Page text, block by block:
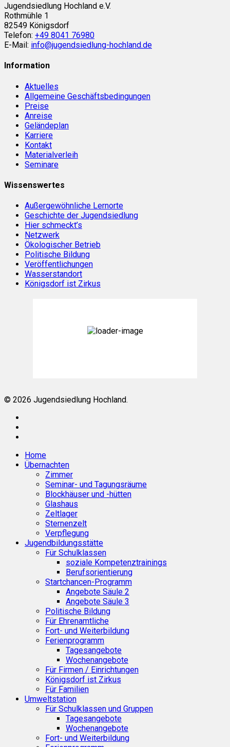
Jugendsiedlung Hochland e.V.
Rothmühle 1
82549 Königsdorf
Telefon: +49 8041 76980
E-Mail: info@jugendsiedlung-hochland.de
Information
Aktuelles
Allgemeine Geschäftsbedingungen
Preise
Anreise
Geländeplan
Karriere
Kontakt
Materialverleih
Seminare
Wissenswertes
Außergewöhnliche Lernorte
Geschichte der Jugendsiedlung
Hier schmeckt’s
Netzwerk
Ökologischer Betrieb
Politische Bildung
Veröffentlichungen
Wasserstandort
Königsdorf ist Zirkus
Aug. 9, 2026
© 2026 Jugendsiedlung Hochland.
Close
Menu
Home
Übernachten
Zimmer
Seminar- und Tagungsräume
Blockhäuser und -hütten
Glashaus
Zeltlager
Sternenzelt
Verpflegung
Jugendbildungsstätte
Für Schulklassen
soziale Kompetenztrainings
Berufsorientierung
Startchancen-Programm
Angebote Säule 2
Angebote Säule 3
Politische Bildung
Für Ehrenamtliche
Fort- und Weiterbildung
Ferienprogramm
Tagesangebote
Wochenangebote
Für Firmen / Einrichtungen
Königsdorf ist Zirkus
Für Familien
Umweltstation
Für Schulklassen und Gruppen
Tagesangebote
Wochenangebote
Fort- und Weiterbildung